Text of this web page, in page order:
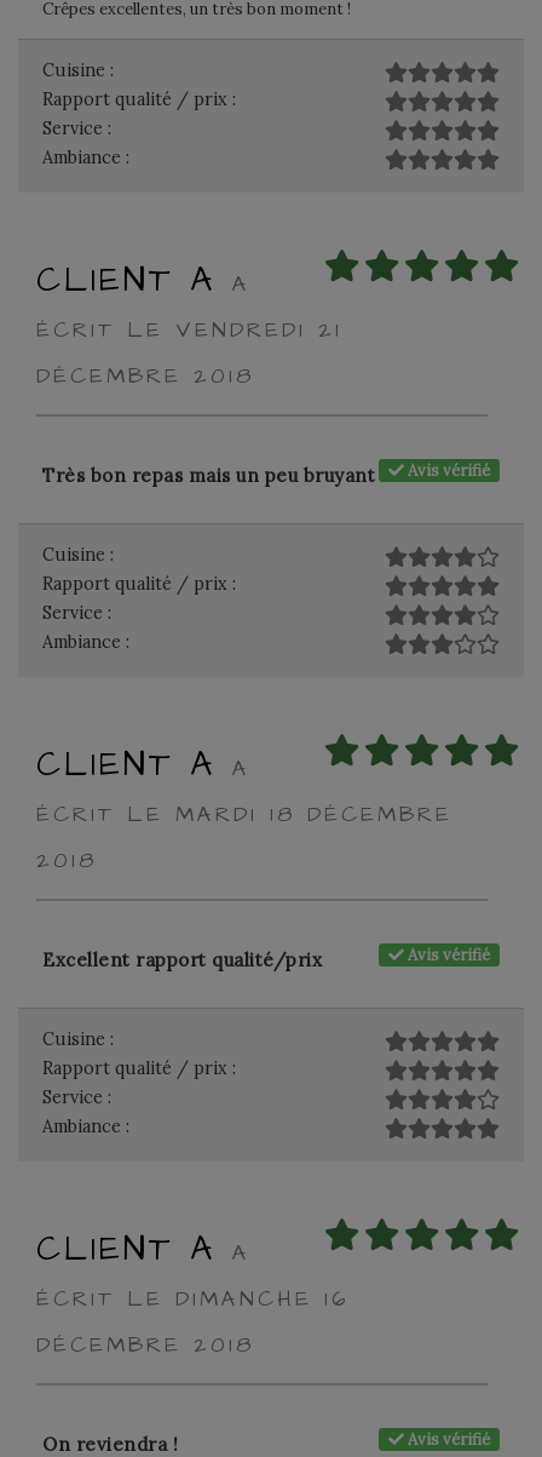
Crêpes excellentes, un très bon moment !
Cuisine :
Rapport qualité / prix :
Service :
Ambiance :
CLIENT A
A
ÉCRIT LE VENDREDI 21
DÉCEMBRE 2018
Avis vérifié
Très bon repas mais un peu bruyant
Cuisine :
Rapport qualité / prix :
Service :
Ambiance :
CLIENT A
A
ÉCRIT LE MARDI 18 DÉCEMBRE
2018
Avis vérifié
Excellent rapport qualité/prix
Cuisine :
Rapport qualité / prix :
Service :
Ambiance :
CLIENT A
A
ÉCRIT LE DIMANCHE 16
DÉCEMBRE 2018
Avis vérifié
On reviendra !